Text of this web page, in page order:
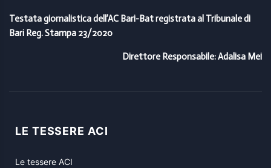
Testata giornalistica dell’AC Bari-Bat registrata al Tribunale di
Bari Reg. Stampa 23/2020
Direttore Responsabile: Adalisa Mei
LE TESSERE ACI
Le tessere ACI